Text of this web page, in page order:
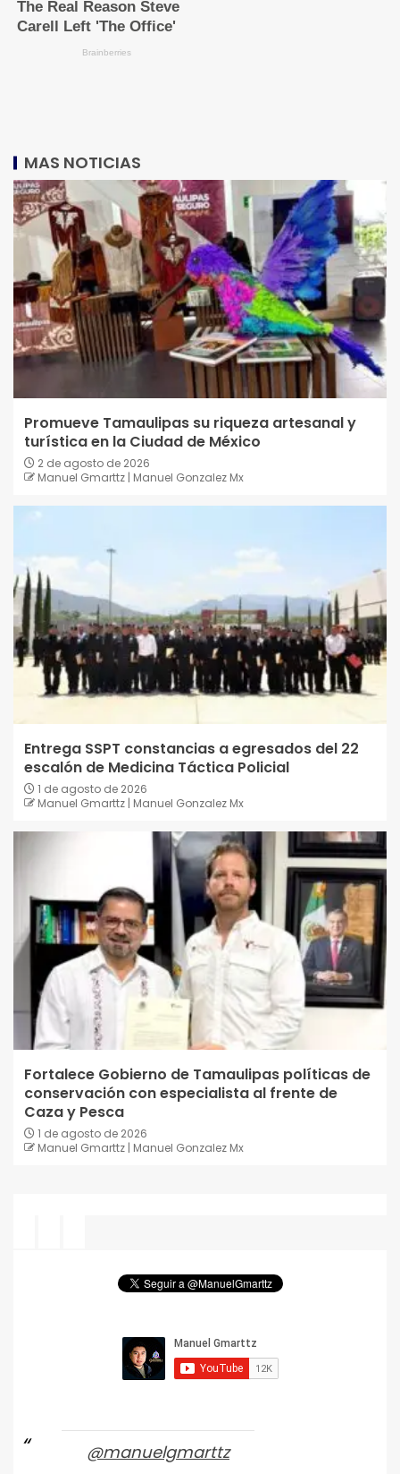
MAS NOTICIAS
Promueve Tamaulipas su riqueza artesanal y
turística en la Ciudad de México
2 de agosto de 2026
Manuel Gmarttz | Manuel Gonzalez Mx
Entrega SSPT constancias a egresados del 22
escalón de Medicina Táctica Policial
1 de agosto de 2026
Manuel Gmarttz | Manuel Gonzalez Mx
Fortalece Gobierno de Tamaulipas políticas de
conservación con especialista al frente de
Caza y Pesca
1 de agosto de 2026
Manuel Gmarttz | Manuel Gonzalez Mx
@manuelgmarttz